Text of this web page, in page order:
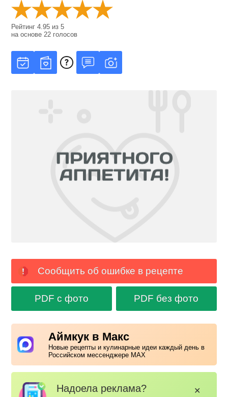
Рейтинг4.95 из5
на основе 22 голосов
Сообщить об ошибке в рецепте
PDF с фото PDF без фото
Аймкук в Макс
Новые рецепты и кулинарные идеи каждый день в
Российском мессенджере MAX
Надоела реклама? ✕